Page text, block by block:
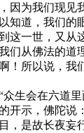
为我们现
道，我们
一世，又从
从佛法的道
所以说，
会在六道
开示，佛陀说：
是故长夜妄